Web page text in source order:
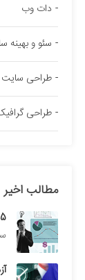
دات وب
سئو و بهینه
طراحی
طراحی
مطالب اخیر
5 ابزار برتر سئو گوگل